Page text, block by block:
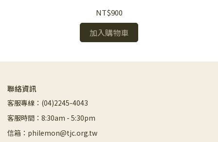
NT$900
加入購物車
聯絡資訊
客服專線：(04)2245-4043
客服時間：8:30am - 5:30pm
信箱：philemon@tjc.org.tw